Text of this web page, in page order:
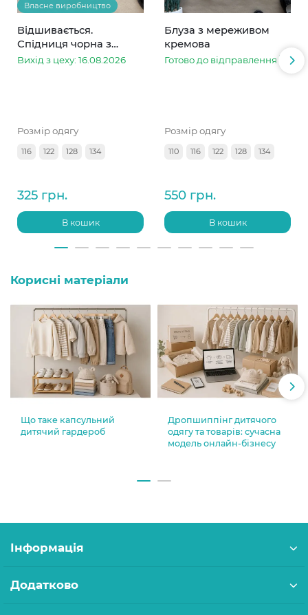
Власне виробництво
Відшивається.
Спідниця чорна з
мереживом баранчик
Вихід з цеху: 16.08.2026
Розмір одягу
116 122 128 134
325 грн.
В кошик
Блуза з мереживом
кремова
Готово до відправлення
Розмір одягу
110 116 122 128 134
550 грн.
В кошик
Корисні матеріали
Що таке капсульний
дитячий гардероб
Дропшиппінг дитячого
одягу та товарів: сучасна
модель онлайн-бізнесу
Інформація
Додатково